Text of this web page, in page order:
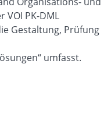
VOI PK-DML
Gestaltung, Prüfung
umfasst.